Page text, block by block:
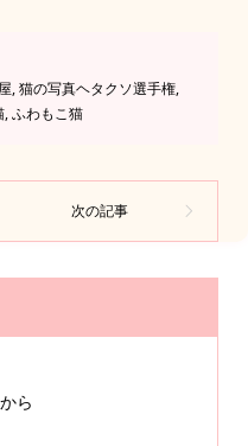
,猫の写真ヘタクソ選手権,
,ふわもこ猫
ら